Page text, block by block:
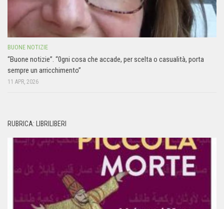
BUONE NOTIZIE
“Buone notizie”. “0gni cosa che accade, per scelta o casualità, porta
sempre un arricchimento”
11 APR, 2026
RUBRICA: LIBRILIBERI